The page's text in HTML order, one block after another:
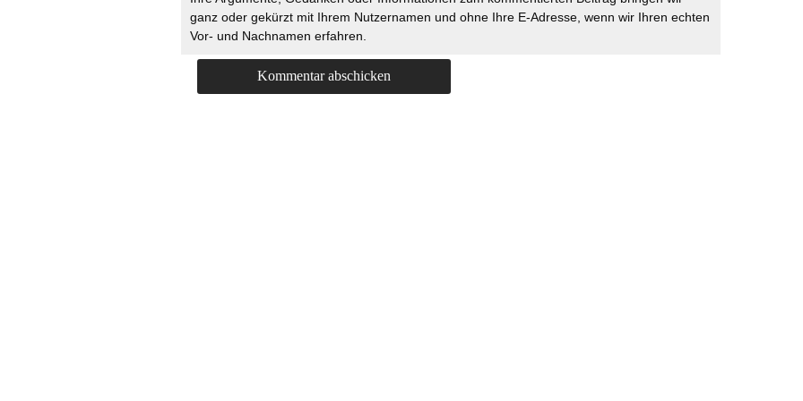
ganz oder gekürzt mit Ihrem Nutzernamen und ohne Ihre E-Adresse, wenn wir Ihren echten
Vor- und Nachnamen erfahren.